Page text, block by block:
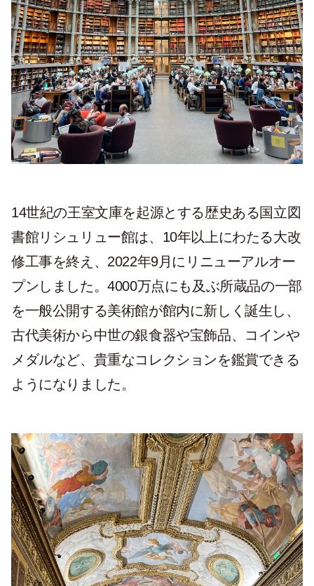
14世紀の王室文庫を起源とする歴史ある国立図
書館リシュリュー館は、10年以上にわたる大改
修工事を終え、2022年9月にリニューアルオー
プンしました。4000万点にも及ぶ所蔵品の一部
を一般公開する美術館が館内に新しく誕生し、
古代美術から中世の銀食器や宝飾品、コインや
メダルなど、貴重なコレクションを鑑賞できる
ようになりました。